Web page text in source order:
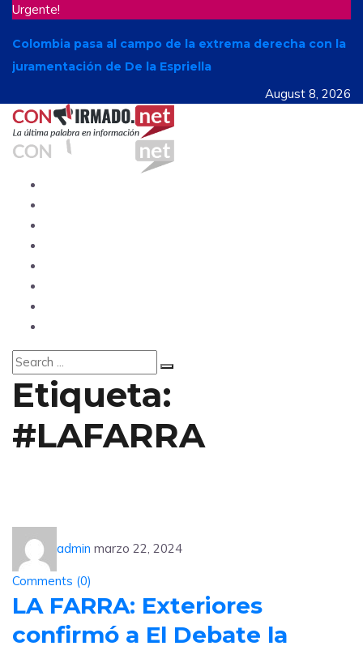
Urgente!
Colombia pasa al campo de la extrema derecha con la
juramentación de De la Espriella
August 8, 2026
Etiqueta:
#LAFARRA
admin marzo 22, 2024
Comments (0)
LA FARRA: Exteriores
confirmó a El Debate la